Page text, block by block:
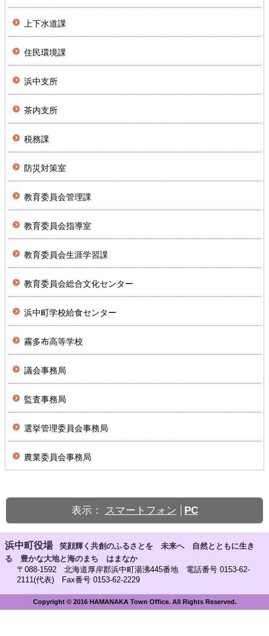
上下水道課
住民環境課
浜中支所
茶内支所
税務課
防災対策室
教育委員会管理課
教育委員会指導室
教育委員会生涯学習課
教育委員会総合文化センター
浜中町学校給食センター
霧多布高等学校
議会事務局
監査事務局
選挙管理委員会事務局
農業委員会事務局
表示： スマートフォン PC
浜中町役場
笑顔輝く共創のふるさとを 未来へ 自然とともに生き
る 豊かな大地と海のまち はまなか
〒088-1592 北海道厚岸郡浜中町湯沸445番地 電話番号 0153-62-
2111(代表) Fax番号 0153-62-2229
Copyright © 2016 HAMANAKA Town Office. All Rights Reserved.